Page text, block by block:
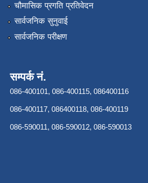
चौमासिक प्रगति प्रतिवेदन
सार्वजनिक सुनुवाई
सार्वजनिक परीक्षण
सम्पर्क नं.
086-400101, 086-400115, 086400116
086-400117, 086400118, 086-400119
086-590011, 086-590012, 086-590013